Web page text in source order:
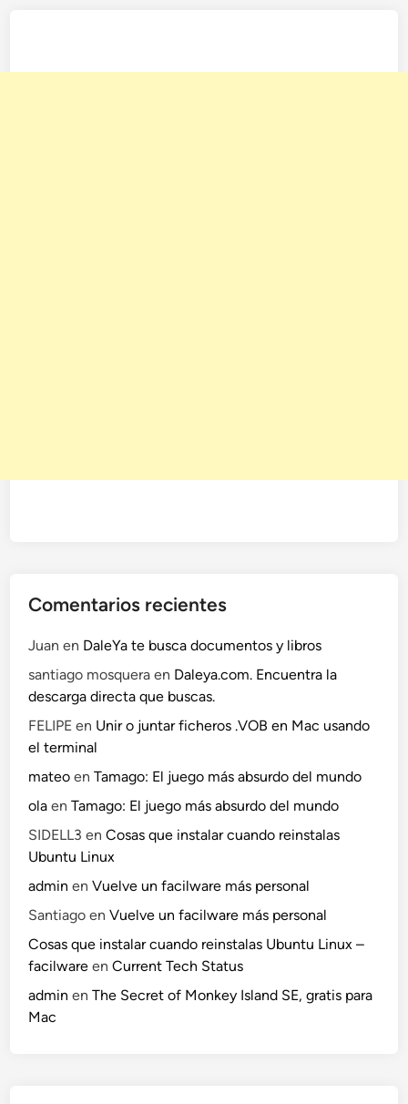
Comentarios recientes
Juan en DaleYa te busca documentos y libros
santiago mosquera en Daleya.com. Encuentra la
descarga directa que buscas.
FELIPE en Unir o juntar ficheros .VOB en Mac usando
el terminal
mateo enTamago: El juego más absurdo del mundo
ola enTamago: El juego más absurdo del mundo
SIDELL3 enCosas que instalar cuando reinstalas
Ubuntu Linux
admin enVuelve un facilware más personal
Santiago enVuelve un facilware más personal
Cosas que instalar cuando reinstalas Ubuntu Linux –
facilware enCurrent Tech Status
admin enThe Secret of Monkey Island SE, gratis para
Mac